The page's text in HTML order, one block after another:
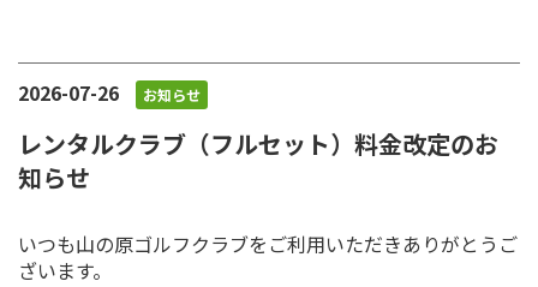
2026-07-26 お知らせ
レンタルクラブ（フルセット）料金改定のお
知らせ
いつも山の原ゴルフクラブをご利用いただきありがとうご
ざいます。